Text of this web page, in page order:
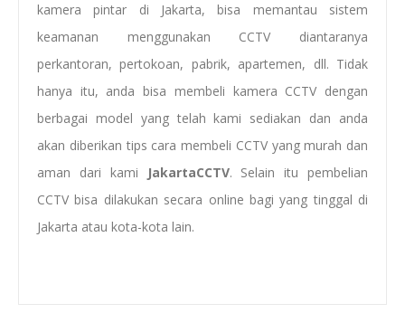
kamera pintar di Jakarta, bisa memantau sistem
keamanan menggunakan CCTV diantaranya
perkantoran, pertokoan, pabrik, apartemen, dll. Tidak
hanya itu, anda bisa membeli kamera CCTV dengan
berbagai model yang telah kami sediakan dan anda
akan diberikan tips cara membeli CCTV yang murah dan
aman dari kami
JakartaCCTV. Selain itu pembelian
CCTV bisa dilakukan secara online bagi yang tinggal di
Jakarta atau kota-kota lain.